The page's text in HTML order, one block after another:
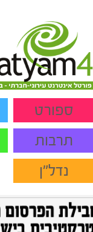
ספורט
תרבות
נדל"ן